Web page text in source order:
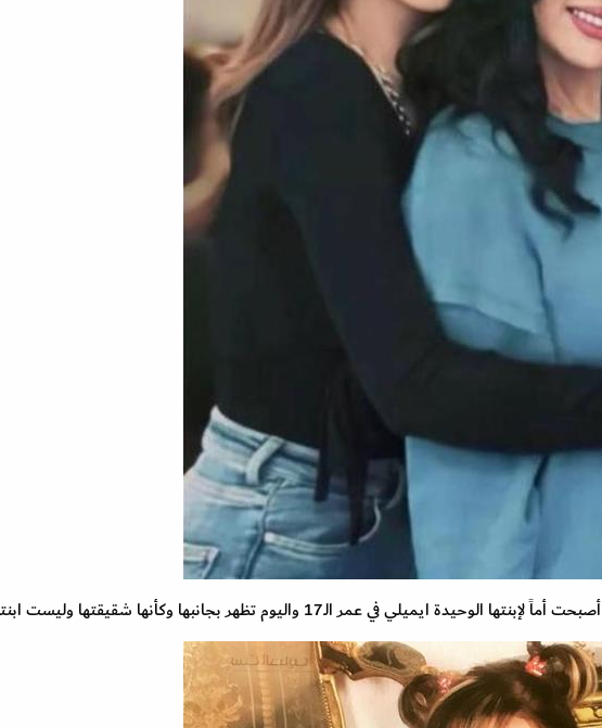
أصبحت أماً لإبنتها الوحيدة ايميلي في عمر الـ17 واليوم تظهر بجانبها وكأنها شقيقتها وليست ابنتها.